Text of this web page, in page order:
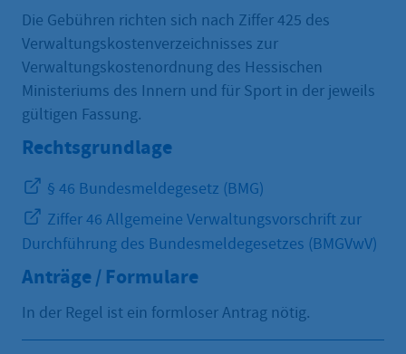
Die Gebühren richten sich nach Ziffer 425 des
Verwaltungskostenverzeichnisses zur
Verwaltungskostenordnung des Hessischen
Ministeriums des Innern und für Sport in der jeweils
gültigen Fassung.
Rechtsgrundlage
§ 46 Bundesmeldegesetz (BMG)
Ziffer 46 Allgemeine Verwaltungsvorschrift zur
Durchführung des Bundesmeldegesetzes (BMGVwV)
Anträge / Formulare
In der Regel ist ein formloser Antrag nötig.